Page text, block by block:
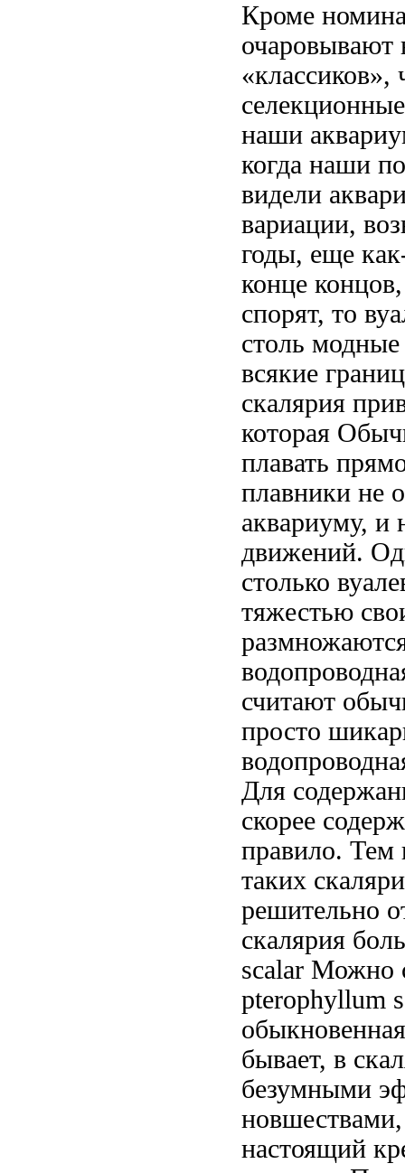
Кроме
«классиков»,
наши
когда наши
видели
вариации,
годы, еще
конце
спорят, то
столь
всякие
скалярия
которая
плавать
плавники не
аквариуму, и
движений.
столько
тяжестью
считают
просто
Для
скорее
правило. Тем
таких
решительно
скалярия
scalar Можно
pterophyllum
бывает, в
безумными
настоящий